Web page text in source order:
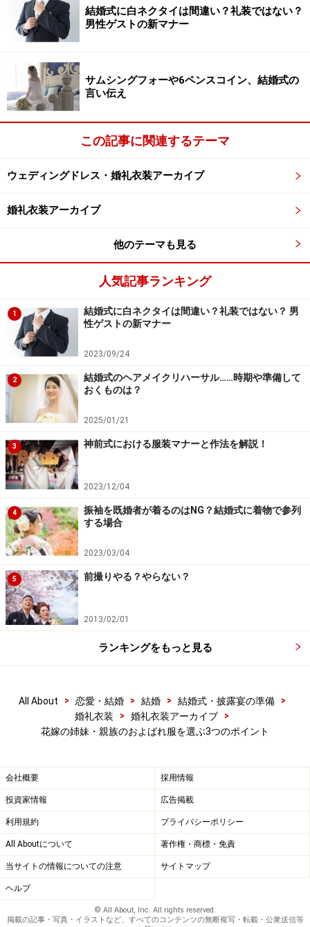
あるということ。地域によっては親族であれば着物で出
席することが当然であったり、都市部では問題なかった
肌の露出に眉をひそめられたり…といった可能性がある
ことも念頭におきましょう。
地方での結婚式の服装は、ワンピースやドレスでもあま
り肌を露出し過ぎない方が無難です。結婚式のスタイル
によっては、つま先のでるオープントゥやミュール、サ
ンダルを履くことも珍しくなくなりましたが、花婿花嫁
の姉妹、親族であれば避けたほうが良いでしょう。それ
はブーツも然り。ストッキングも忘れずに。
結婚式の服装は「会場」で決まる
結婚式の服装は、挙式や披露宴のスタイルを考慮して決めま
しょう 写真提供：Goshi Photo
結婚式をおこなう会場は、服装を決める上で大切なポイ
ント。ホテルとゲストハウスやレストランとの比較であ
れば、ホテルの方がどちらかと言えばよりフォーマルさ
を求めます。
もちろんカジュアルなホテル、格式の高いレストランも
あるので一概には言えませんが、おおよそ
ストハウス＞レストラン」とフォーマル度が上がると思
って下さい。
また靴を脱ぐ必要がある会場か否かもチェック。カジュ
アルな結婚パーティなら、素足にパンプスが許されて
も、料亭などでの披露宴であればストッキングの着用は
マスト。もし正座でお食事を頂くようであれば、短すぎ
るスカートも避けた方が良いでしょう。はじめて行く会
場で雰囲気が分からなければ、会場のホームページを見
披露宴の服装は「時間帯」で決まる
披露パーティの時間は、服装を決める上で重要な要素です
写真提供：Goshi Photo
ドレスコードでは17時～18時を境に、昼と夜の礼装が異
なります。披露宴のお開き時間が18時を過ぎるようであ
れば、夜のドレスコードに。たとえば披露宴スタートが
16時なら、平均的な披露宴時間が2時間半～3時間なの
で、お開きは18時半～となります。だからドレスコード
結婚式に白ネクタイは間違い？礼装ではない？
男性ゲストの新マナー
サムシングフォーや6ペンスコイン、結婚式の
言い伝え
この記事に関連するテーマ
ウェディングドレス・婚礼衣装アーカイブ
婚礼衣装アーカイブ
他のテーマも見る
人気記事ランキング
1
結婚式に白ネクタイは間違い？礼装ではない？ 男
性ゲストの新マナー
2023/09/24
2
結婚式のヘアメイクリハーサル……時期や準備して
おくものは？
2025/01/21
3 神前式における服装マナーと作法を解説！
2023/12/04
4
振袖を既婚者が着るのはNG？結婚式に着物で参列
する場合
2023/03/04
5 前撮りやる？やらない？
2013/02/01
ランキングをもっと見る
All About > 恋愛・結婚 > 結婚 > 結婚式・披露宴の準備
>
婚礼衣装
> 婚礼衣装アーカイブ
>
花嫁の姉妹・親族のおよばれ服を選ぶ3つのポイント
会社概要 採用情報
投資家情報 広告掲載
利用規約 プライバシーポリシー
All Aboutについて 著作権・商標・免責
当サイトの情報についての注意 サイトマップ
ヘルプ
© All About, Inc. All rights reserved.
掲載の記事・写真・イラストなど、すべてのコンテンツの無断複写・転載・公衆送信等